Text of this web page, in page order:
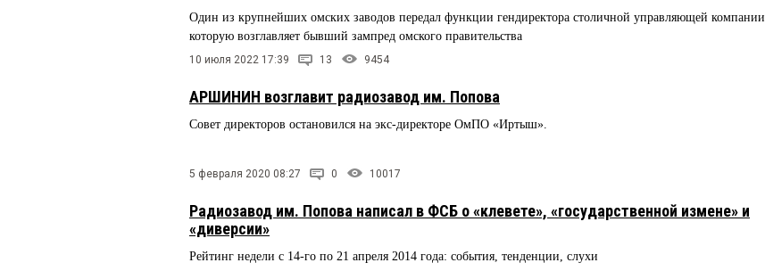
Один из крупнейших омских заводов передал функции гендиректора столичной управляющей компании,
которую возглавляет бывший зампред омского правительства
10 июля 2022 17:39 13 9454
АРШИНИН возглавит радиозавод им. Попова
Совет директоров остановился на экс-директоре ОмПО «Иртыш».
5 февраля 2020 08:27 0 10017
Радиозавод им. Попова написал в ФСБ о «клевете», «государственной измене» и
«диверсии»
Рейтинг недели с 14-го по 21 апреля 2014 года: события, тенденции, слухи